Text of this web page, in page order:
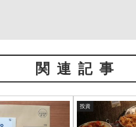
関連記事
投資